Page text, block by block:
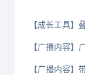
【成长工具】
【广播内容】
【广播内容】